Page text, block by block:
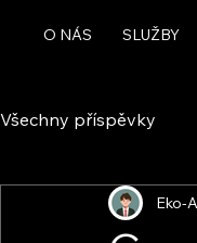
O NÁS SLUŽBY
Všechny příspěvky
Rekuperace aEko-